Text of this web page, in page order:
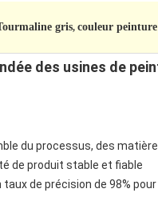
gris, couleur
des usines de
du processus, des
de produit stable et fiable
de précision de 98%